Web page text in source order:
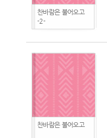
찬바람은 불어오고
-2-
찬바람은 불어오고